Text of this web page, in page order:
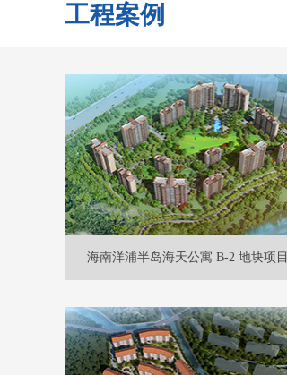
工程案例
海南洋浦半岛海天公寓 B-2 地块项目